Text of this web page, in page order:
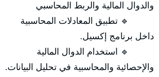
والدوال المالية والربط المحاسبي
🔹 تطبيق المعادلات المحاسبية
داخل برنامج إكسيل.
🔹 استخدام الدوال المالية
والإحصائية والمحاسبية في تحليل البيانات.